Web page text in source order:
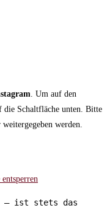
. Um auf den
Schaltfläche unten. Bitte
werden.
– ist stets das